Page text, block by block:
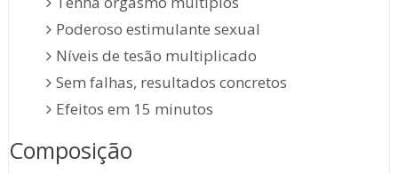
Poderoso estimulante sexual
Níveis de tesão multiplicado
Sem falhas, resultados concretos
Efeitos em 15 minutos
Composição